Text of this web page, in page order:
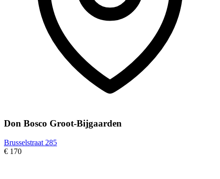
Don Bosco Groot-Bijgaarden
Brusselstraat 285
€ 170